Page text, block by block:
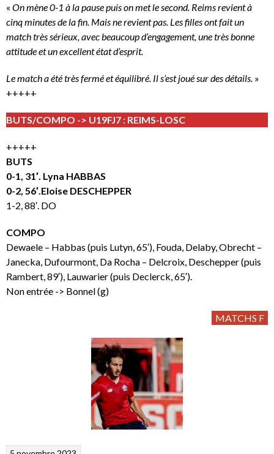
« On mène 0-1 à la pause puis on met le second. Reims revient à
cinq minutes de la fin. Mais ne revient pas. Les filles ont fait un
match très sérieux, avec beaucoup d’engagement, une très bonne
attitude et un excellent état d’esprit.
Le match a été très fermé et équilibré. Il s’est joué sur des détails. »
+++++
BUTS/COMPO -> U19FJ7 : REIMS-LOSC
+++++
BUTS
0-1, 31′. Lyna HABBAS
0-2, 56′.Eloise DESCHEPPER
1-2, 88′. DO
COMPO
Dewaele – Habbas (puis Lutyn, 65′), Fouda, Delaby, Obrecht –
Janecka, Dufourmont, Da Rocha – Delcroix, Deschepper (puis
Rambert, 89′), Lauwarier (puis Declerck, 65′).
Non entrée -> Bonnel (g)
MATCHS F